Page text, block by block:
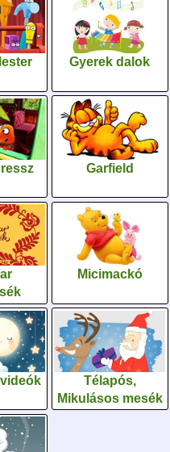
Gyerek dalok
Garfield
Micimackó
Télapós,
Mikulásos mesék